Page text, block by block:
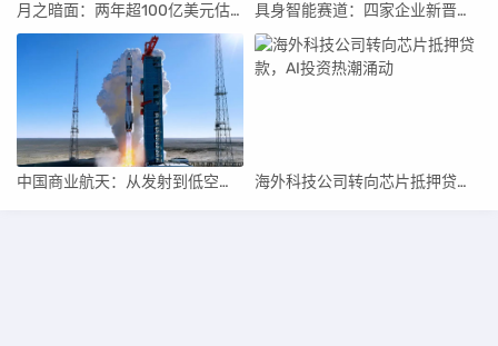
月之暗面：两年超100亿美元估值，K2.5引领AI新纪元 具身智能赛道：四家企业新晋独角兽，融资竞速背后
中国商业航天：从发射到低空经济，全面加速 海外科技公司转向芯片抵押贷款，AI投资热潮涌动